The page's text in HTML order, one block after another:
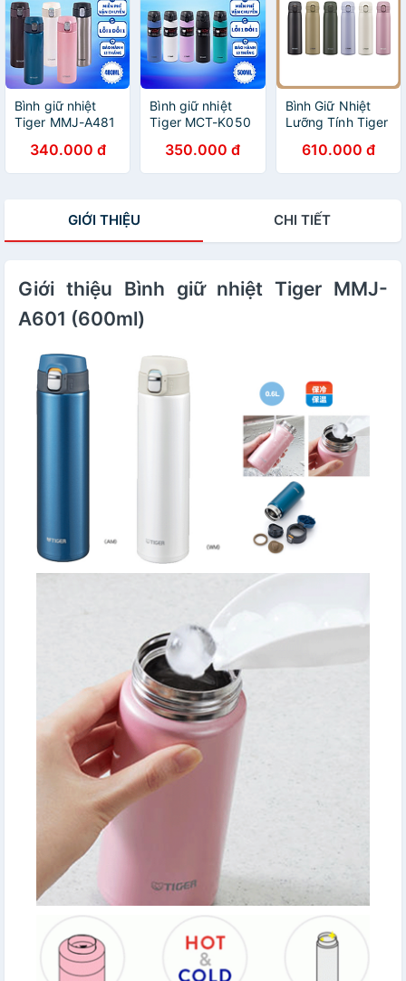
Bình giữ nhiệt
Tiger MMJ-A481
HÃNG
340.000 đ
Bình giữ nhiệt
Tiger MCT-K050
HÃNG
350.000 đ
Bình Giữ Nhiệt
Lưỡng Tính Tiger
(500ml)
610.000 đ
GIỚI THIỆU CHI TIẾT
Giới thiệu Bình giữ nhiệt Tiger MMJ-
A601 (600ml)